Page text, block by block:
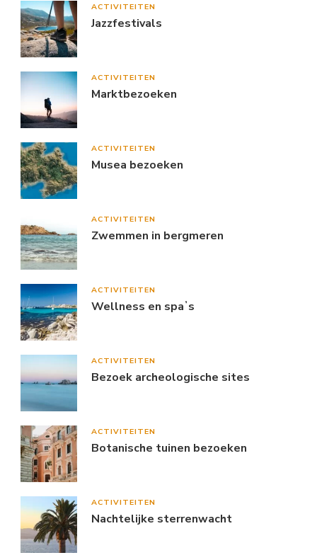
ACTIVITEITEN
Jazzfestivals
ACTIVITEITEN
Marktbezoeken
ACTIVITEITEN
Musea bezoeken
ACTIVITEITEN
Zwemmen in bergmeren
ACTIVITEITEN
Wellness en spaʼs
ACTIVITEITEN
Bezoek archeologische sites
ACTIVITEITEN
Botanische tuinen bezoeken
ACTIVITEITEN
Nachtelijke sterrenwacht